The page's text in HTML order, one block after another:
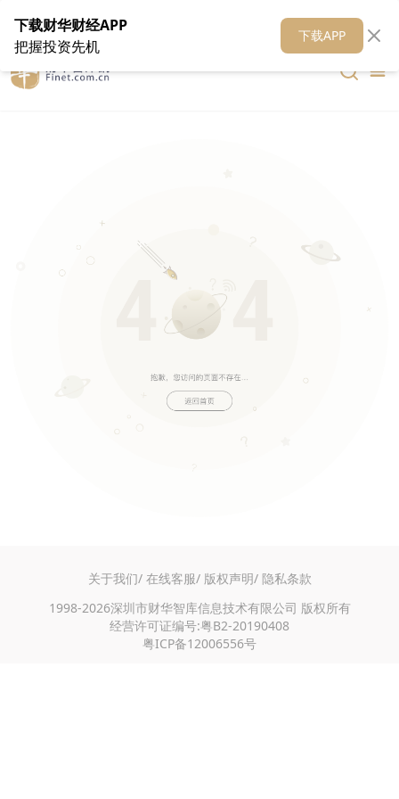
在线客服 关于我们 财华媒体矩阵 财华智库
关于我们/ 在线客服/ 版权声明/ 隐私条款
1998-2026深圳市财华智库信息技术有限公司 版权所有
经营许可证编号:粤B2-20190408
粤ICP备12006556号
下载财华财经APP
把握投资先机
下载APP